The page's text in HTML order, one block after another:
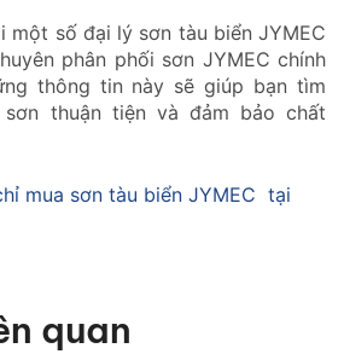
một số đại lý sơn tàu biển JYMEC
phân phối sơn JYMEC chính
thông tin này sẽ giúp bạn tìm
thuận tiện và đảm bảo chất
mua sơn tàu biển JYMEC tại
quan